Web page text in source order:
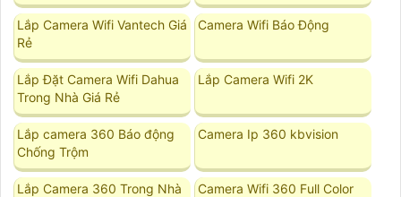
Lắp Camera Wifi Vantech Giá
Rẻ
Camera Wifi Báo Động
Lắp Đặt Camera Wifi Dahua
Trong Nhà Giá Rẻ
Lắp Camera Wifi 2K
Lắp camera 360 Báo động
Chống Trộm
Camera Ip 360 kbvision
Lắp Camera 360 Trong Nhà
Camera Wifi 360 Full Color